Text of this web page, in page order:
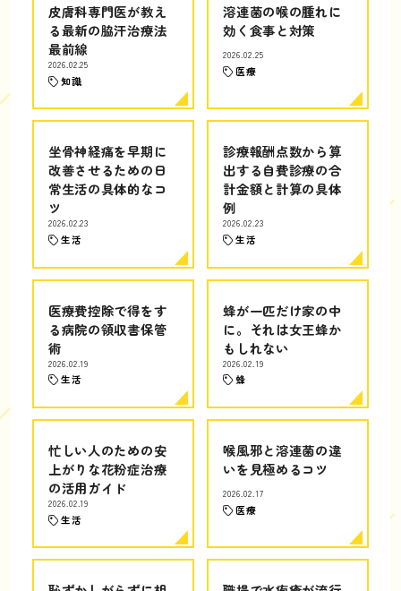
皮膚科専門医が教え
る最新の脇汗治療法
最前線
2026.02.25
知識
溶連菌の喉の腫れに
効く食事と対策
2026.02.25
医療
坐骨神経痛を早期に
改善させるための日
常生活の具体的なコ
ツ
2026.02.23
生活
診療報酬点数から算
出する自費診療の合
計金額と計算の具体
例
2026.02.23
生活
医療費控除で得をす
る病院の領収書保管
術
2026.02.19
生活
蜂が一匹だけ家の中
に。それは女王蜂か
もしれない
2026.02.19
蜂
忙しい人のための安
上がりな花粉症治療
の活用ガイド
2026.02.19
生活
喉風邪と溶連菌の違
いを見極めるコツ
2026.02.17
医療